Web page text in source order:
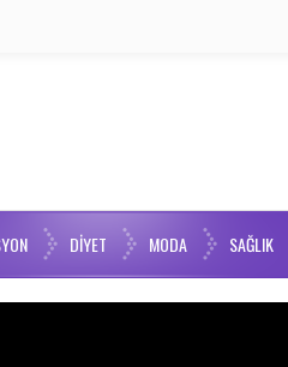
DIYET MODA SAĞLIK